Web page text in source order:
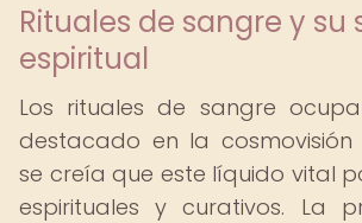
Rituales de sangre y su
espiritual
Los rituales de sangre
destacado en la
se creía que este líquido vital
espirituales y curativos. La